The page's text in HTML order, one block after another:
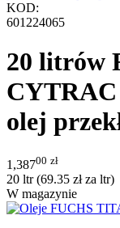
KOD:
601224065
20 litrów
olej
1,38700 zł
20 ltr (69.35 złza ltr)
W magazynie